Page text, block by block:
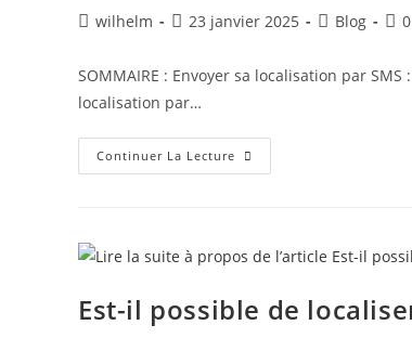
wilhelm 23 janvier 2025 Blog
SOMMAIRE : Envoyer sa localisation par
localisation par…
Continuer La Lecture
Est-il possible de